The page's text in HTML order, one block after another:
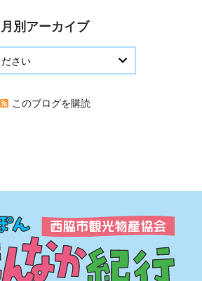
月別アーカイブ
このブログを購読